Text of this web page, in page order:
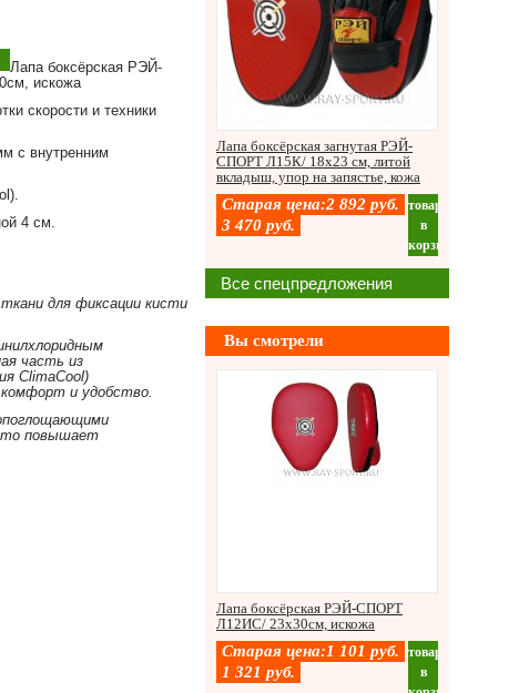
Лапа боксёрская РЭЙ-
искожа
скорости и техники
с внутренним
4 см.
для фиксации кисти
часть из
ClimaCool)
и удобство.
повышает
Лапа боксёрская загнутая РЭЙ-
СПОРТ Л15К/ 18х23 см, литой
вкладыш, упор на запястье, кожа
Старая цена:2 892 руб.
3 470 руб.
товар
в
корзину
Все спецпредложения
Вы смотрели
Лапа боксёрская РЭЙ-СПОРТ
Л12ИС/ 23х30см, искожа
Старая цена:1 101 руб.
1 321 руб.
товар
в